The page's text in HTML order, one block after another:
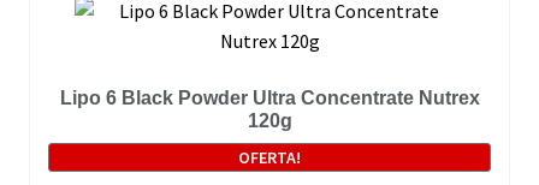
Lipo 6 Black Powder Ultra Concentrate Nutrex
120g
OFERTA!